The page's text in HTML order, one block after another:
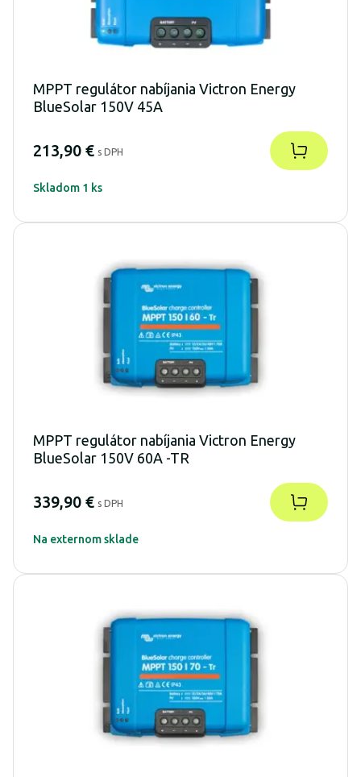
MPPT regulátor nabíjania Victron Energy
BlueSolar 150V 45A
213,90 € s DPH
Skladom 1 ks
MPPT regulátor nabíjania Victron Energy
BlueSolar 150V 60A -TR
339,90 € s DPH
Na externom sklade